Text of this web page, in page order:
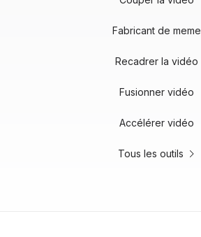
Fabricant de meme
Recadrer la vidéo
Fusionner vidéo
Accélérer vidéo
Tous les outils